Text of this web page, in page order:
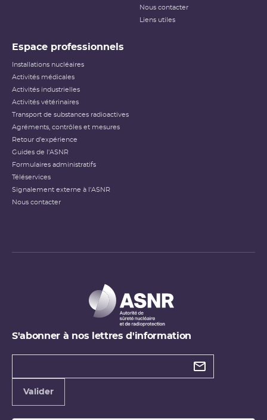
Nous contacter
Liens utiles
Espace professionnels
Installations nucléaires
Activités médicales
Activités industrielles
Activités vétérinaires
Transport de substances radioactives
Agréments, contrôles et mesures
Retour d'expérience
Guides de l'ASNR
Formulaires administratifs
Téléservices
Signalement externe à l'ASNR
Nous contacter
S'abonner à nos lettres d'information
Types de
Valider